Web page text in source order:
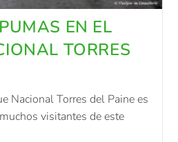
EN EL
TORRES
Nacional Torres del Paine es
visitantes de este